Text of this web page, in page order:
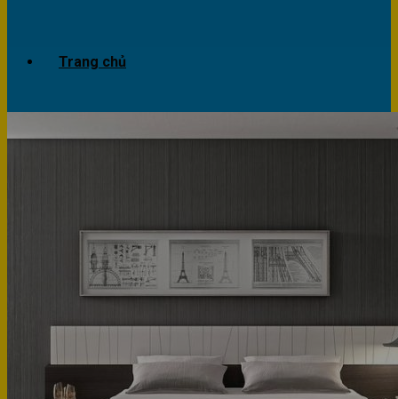
Trang chủ
Giới thiệu
Công trình văn phòng
Công trình nhà ở
Sản phẩm
Văn phòng
Phòng khách